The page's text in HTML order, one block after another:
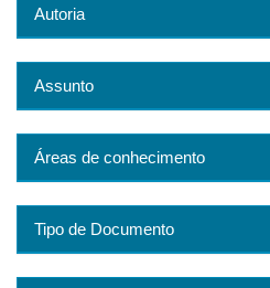
Autoria
Assunto
Áreas de conhecimento
Tipo de Documento